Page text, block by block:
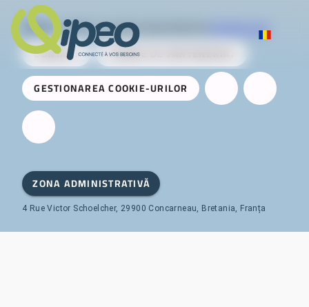
Qipeo © 2025 -O soluție dezvoltată de AireServices
CONTACT
CERERE DE PARTENERIAT
GESTIONAREA COOKIE-URILOR
ZONA ADMINISTRATIVĂ
4 Rue Victor Schoelcher, 29900 Concarneau, Bretania, Franța